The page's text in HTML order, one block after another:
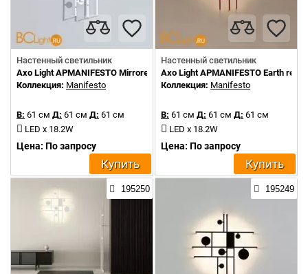
Настенный светильник
Axo Light APMANIFESTO Mirrored steel
Коллекция: Manifesto
В: 61 см Д: 61 см Д: 61 см
LED x 18.2W
Цена: По запросу
Купить
Настенный светильник
Axo Light APMANIFESTO Earth red
Коллекция: Manifesto
В: 61 см Д: 61 см Д: 61 см
LED x 18.2W
Цена: По запросу
Купить
195250 195249